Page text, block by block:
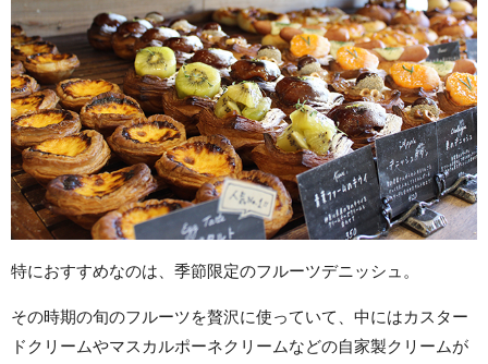
特におすすめなのは、季節限定のフルーツデニッシュ。
その時期の旬のフルーツを贅沢に使っていて、中にはカスター
ドクリームやマスカルポーネクリームなどの自家製クリームが